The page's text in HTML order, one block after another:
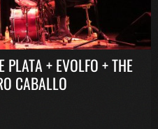
PLATA + EVOLFO + THE
CABALLO